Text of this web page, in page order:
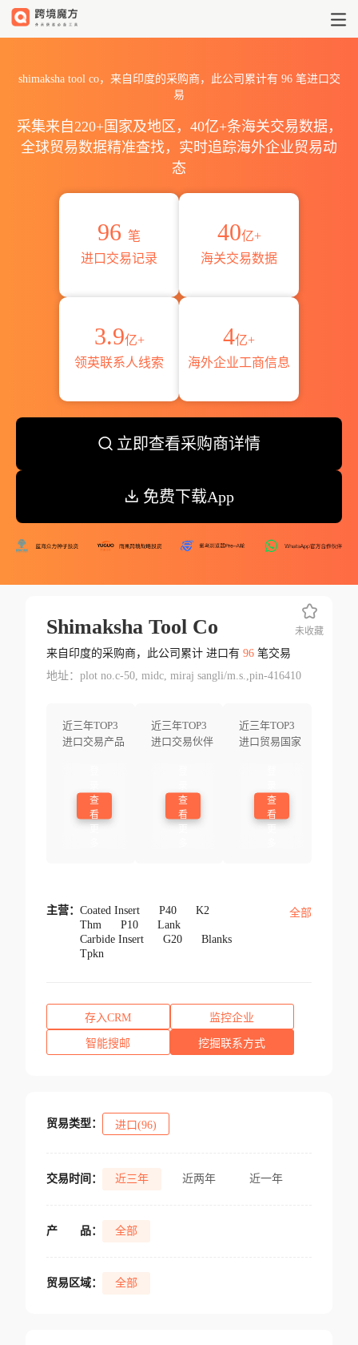
shimaksha tool co，来自印度的采购商，此公司累计有 96笔进口交
易
采集来自220+国家及地区，40亿+条海关交易数据，
全球贸易数据精准查找，实时追踪海外企业贸易动
态
96 笔
进口交易记录
40亿+
海关交易数据
3.9亿+
领英联系人线索
4亿+
海外企业工商信息
立即查看采购商详情
免费下载App
Shimaksha Tool Co
来自印度的采购商，此公司累计 进口有 96笔交易
地址：plot no.c-50, midc, miraj sangli/m.s.,pin-416410
近三年TOP3
进口交易产品
查
看
近三年TOP3
进口交易伙伴
查
看
近三年TOP3
进口贸易国家
查
看
未收藏
主营： Coated Insert P40
K2
Thm
P10
Lank
Carbide Insert
G20
Blanks
Tpkn
全部
存入CRM 监控企业
智能搜邮 挖掘联系方式
贸易类型： 进口(96)
交易时间： 近三年 近两年 近一年
产 品： 全部
贸易区域： 全部